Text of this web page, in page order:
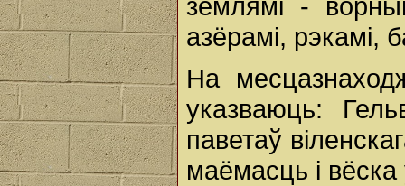
азёрамі, рэкамі,
На
указваюць:
паветаў
маёмасць і